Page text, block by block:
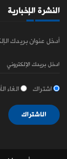
النشرة الإخبارية
أدخل عنوان بريدك
اشتراك الغاء
الاشتراك